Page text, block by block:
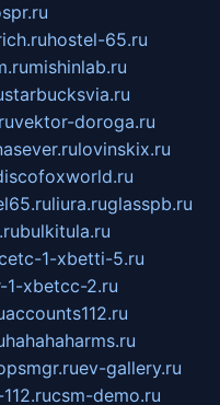
hostel-65.ru
mishinlab.ru
starbucksvia.ru
vektor-doroga.ru
lovinskix.ru
liura.ruglasspb.ru
bulkitula.ru
1-xbetti-5.ru
xbetcc-2.ru
accounts112.ru
hahahaharms.ru
ev-gallery.ru
csm-demo.ru